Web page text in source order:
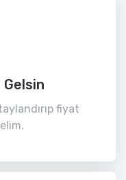
Gelsin
fiyat